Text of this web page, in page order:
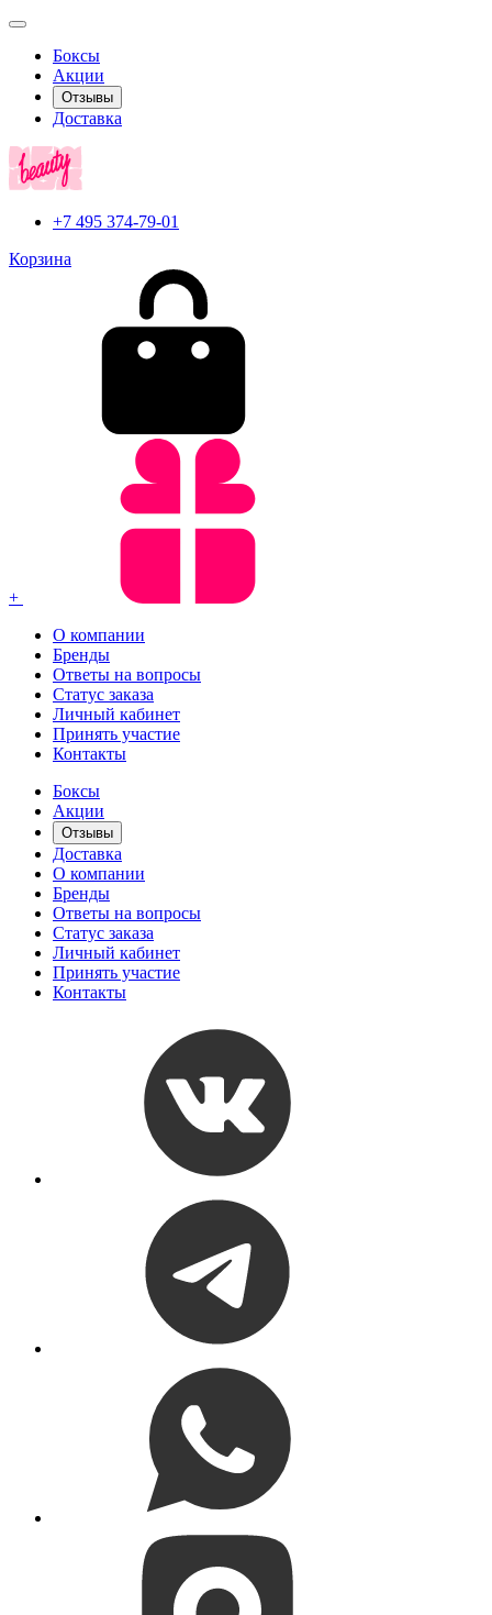
Боксы
Акции
Отзывы
Доставка
+7 495 374-79-01
Корзина
+
О компании
Бренды
Ответы на вопросы
Статус заказа
Личный кабинет
Принять участие
Контакты
Боксы
Акции
Отзывы
Доставка
О компании
Бренды
Ответы на вопросы
Статус заказа
Личный кабинет
Принять участие
Контакты